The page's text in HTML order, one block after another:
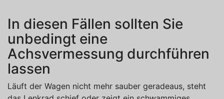
In diesen Fällen sollten Sie
unbedingt eine
Achsvermessung durchführen
lassen
Läuft der Wagen nicht mehr sauber geradeaus, steht